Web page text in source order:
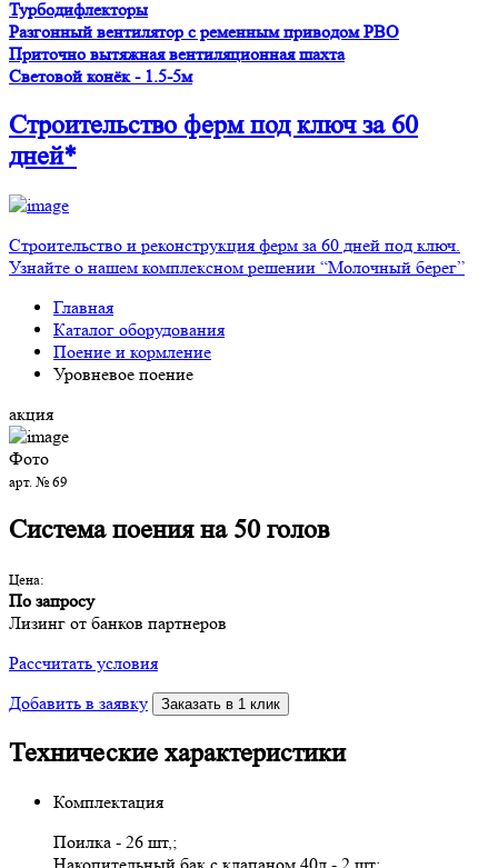
Турбодифлекторы
Разгонный вентилятор с ременным приводом PBO
Приточно вытяжная вентиляционная шахта
Световой конёк - 1.5-5м
Строительство фермпод ключ за 60
дней*
Строительство и реконструкция ферм за 60 дней под ключ.
Узнайте о нашем комплексном решении “Молочный берег”
Главная
Каталог оборудования
Поение и кормление
Уровневое поение
акция
Фото
арт. № 69
Система поения на 50 голов
Цена:
По запросу
Лизинг от банков партнеров
Рассчитать условия
Добавить в заявку
Заказать в 1 клик
Технические характеристики
Комплектация
Поилка - 26 шт,;